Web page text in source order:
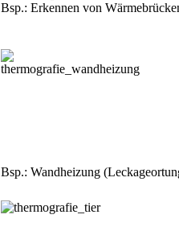
Bsp.: Erkennen von
Bsp.: Wandheizung